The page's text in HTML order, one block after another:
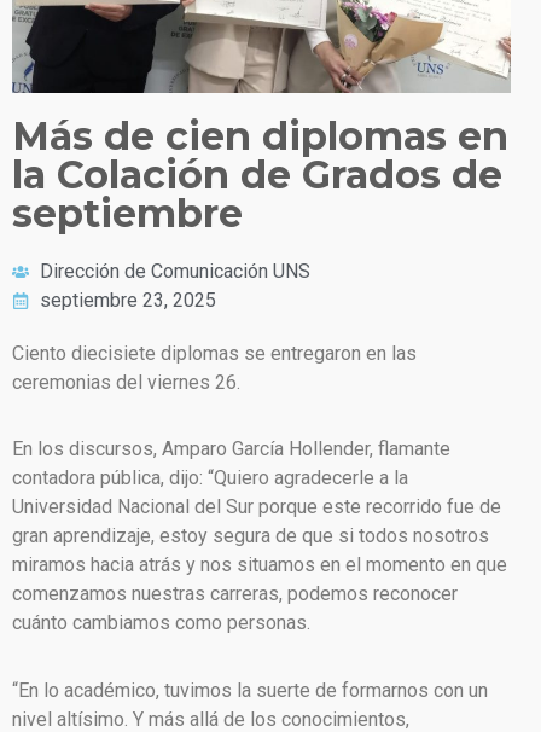
Más de cien diplomas en
la Colación de Grados de
septiembre
Dirección de Comunicación UNS
septiembre 23, 2025
Ciento diecisiete diplomas se entregaron en las
ceremonias del viernes 26.
En los discursos, Amparo García Hollender, flamante
contadora pública, dijo: “Quiero agradecerle a la
Universidad Nacional del Sur porque este recorrido fue de
gran aprendizaje, estoy segura de que si todos nosotros
miramos hacia atrás y nos situamos en el momento en que
comenzamos nuestras carreras, podemos reconocer
cuánto cambiamos como personas.
“En lo académico, tuvimos la suerte de formarnos con un
nivel altísimo. Y más allá de los conocimientos,